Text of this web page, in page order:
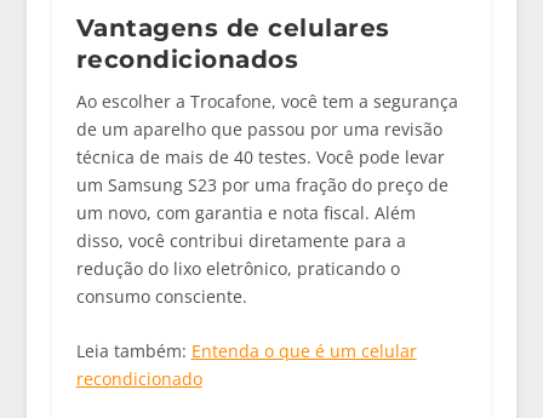
Vantagens de celulares
recondicionados
Ao escolher a Trocafone, você tem a segurança
de um aparelho que passou por uma revisão
técnica de mais de 40 testes. Você pode levar
um Samsung S23 por uma fração do preço de
um novo, com garantia e nota fiscal. Além
disso, você contribui diretamente para a
redução do lixo eletrônico, praticando o
consumo consciente.
Leia também: Entenda o que é um celular
recondicionado